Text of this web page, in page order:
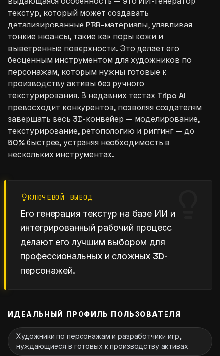
текстур, который может создавать
детализированные PBR-материалы, улавливая
тонкие нюансы, такие как поры кожи и
выветренные поверхности. Это делает его
бесценным инструментом для художников по
персонажам, которым нужны готовые к
производству активы без ручного
текстурирования. В недавних тестах Tripo AI
превосходит конкурентов, позволяя создателям
завершать весь 3D-конвейер — моделирование,
текстурирование, ретопологию и риггинг — до
50% быстрее, устраняя необходимость в
нескольких инструментах.
КЛЮЧЕВОЙ ВЫВОД
Его генерация текстур на базе ИИ и
интегрированный рабочий процесс
делают его лучшим выбором для
профессиональных и сложных 3D-
персонажей.
ИДЕАЛЬНЫЙ ПРОФИЛЬ ПОЛЬЗОВАТЕЛЯ
Художники по персонажам и разработчики игр,
нуждающиеся в готовых к производству активах